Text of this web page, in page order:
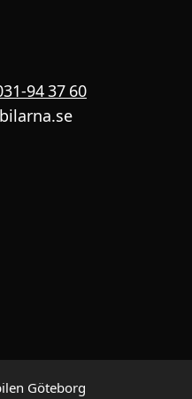
94 37 60
Göteborg